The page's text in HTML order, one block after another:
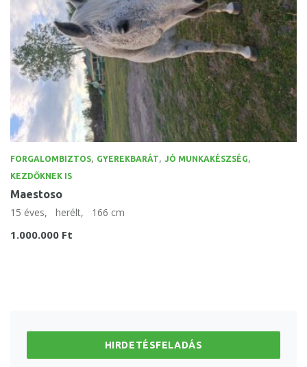
FORGALOMBIZTOS, GYEREKBARÁT, JÓ MUNKAKÉSZSÉG,
KEZDŐKNEK IS
Maestoso
15 éves, herélt, 166 cm
1.000.000 Ft
HIRDETÉSFELADÁS